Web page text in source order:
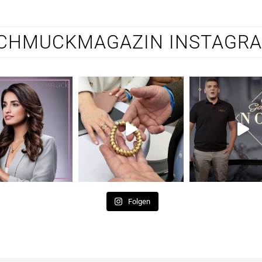
Folgen